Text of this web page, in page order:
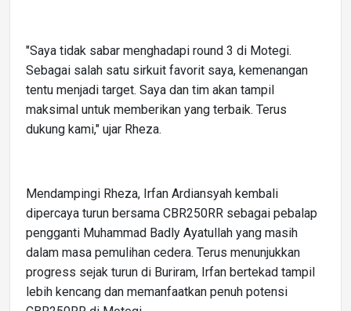
"Saya tidak sabar menghadapi round 3 di Motegi.
Sebagai salah satu sirkuit favorit saya, kemenangan
tentu menjadi target. Saya dan tim akan tampil
maksimal untuk memberikan yang terbaik. Terus
dukung kami," ujar Rheza.
Mendampingi Rheza, Irfan Ardiansyah kembali
dipercaya turun bersama CBR250RR sebagai pebalap
pengganti Muhammad Badly Ayatullah yang masih
dalam masa pemulihan cedera. Terus menunjukkan
progress sejak turun di Buriram, Irfan bertekad tampil
lebih kencang dan memanfaatkan penuh potensi